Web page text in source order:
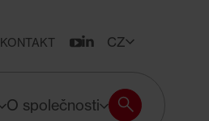
KONTAKT CZ
O společnosti Vyhledávání
Vyhledávání